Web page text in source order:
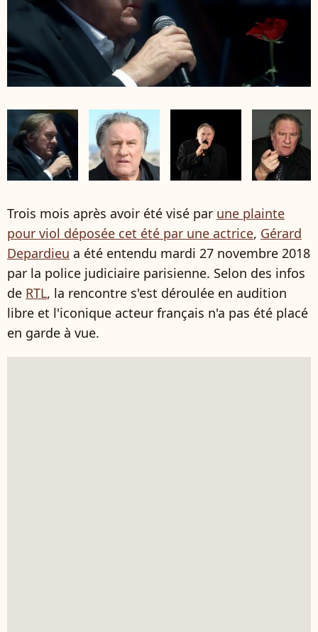
Trois mois après avoir été visé par une plainte
pour viol déposée cet été par une actrice, Gérard
Depardieu a été entendu mardi 27 novembre 2018
par la police judiciaire parisienne. Selon des infos
de RTL, la rencontre s'est déroulée en audition
libre et l'iconique acteur français n'a pas été placé
en garde à vue.